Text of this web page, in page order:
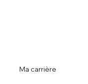
Ma carrière